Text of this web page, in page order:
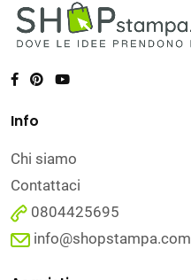
Info
Chi siamo
Contattaci
0804425695
info@shopstampa.com